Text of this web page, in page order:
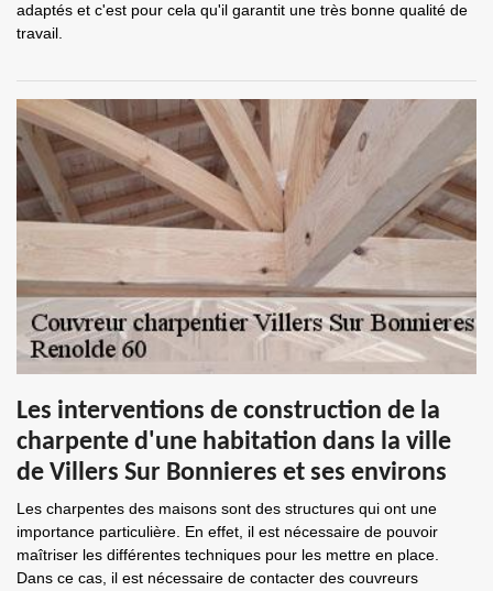
adaptés et c'est pour cela qu'il garantit une très bonne qualité de
travail.
Les interventions de construction de la
charpente d'une habitation dans la ville
de Villers Sur Bonnieres et ses environs
Les charpentes des maisons sont des structures qui ont une
importance particulière. En effet, il est nécessaire de pouvoir
maîtriser les différentes techniques pour les mettre en place.
Dans ce cas, il est nécessaire de contacter des couvreurs